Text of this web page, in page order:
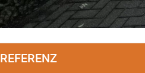
REFERENZ